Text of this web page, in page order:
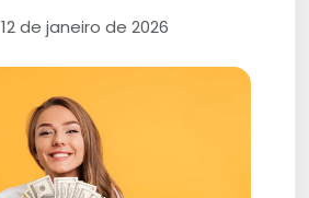
12 de janeiro de 2026